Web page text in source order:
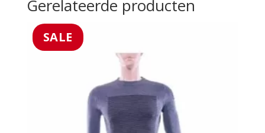
Gerelateerde producten
SALE